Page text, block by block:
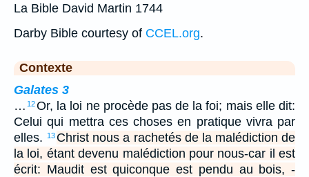
La Bible David Martin 1744
Darby Bible courtesy of CCEL.org.
Contexte
Galates 3
… 12Or, la loi ne procède pas de la foi; mais elle dit:
Celui qui mettra ces choses en pratique vivra par
elles.
13 Christ nous a rachetés de la malédiction de
la loi, étant devenu malédiction pour nous-car il est
écrit: Maudit est quiconque est pendu au bois, -